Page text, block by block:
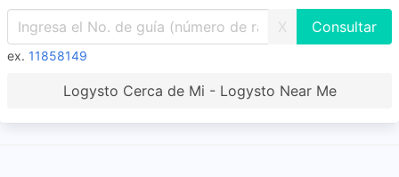
X
ex. 11858149
Logysto Cerca de Mi - Logysto Near Me